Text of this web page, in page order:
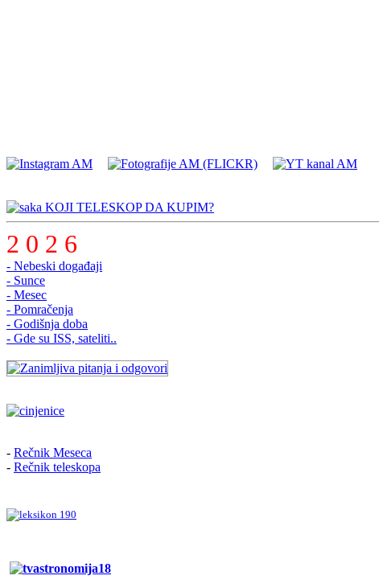
KOJI TELESKOP DA KUPIM?
2 0 2 6
- Nebeski događaji
- Sunce
- Mesec
- Pomračenja
- Godišnja doba
- Gde su ISS, sateliti..
- Rečnik Meseca
- Rečnik teleskopa